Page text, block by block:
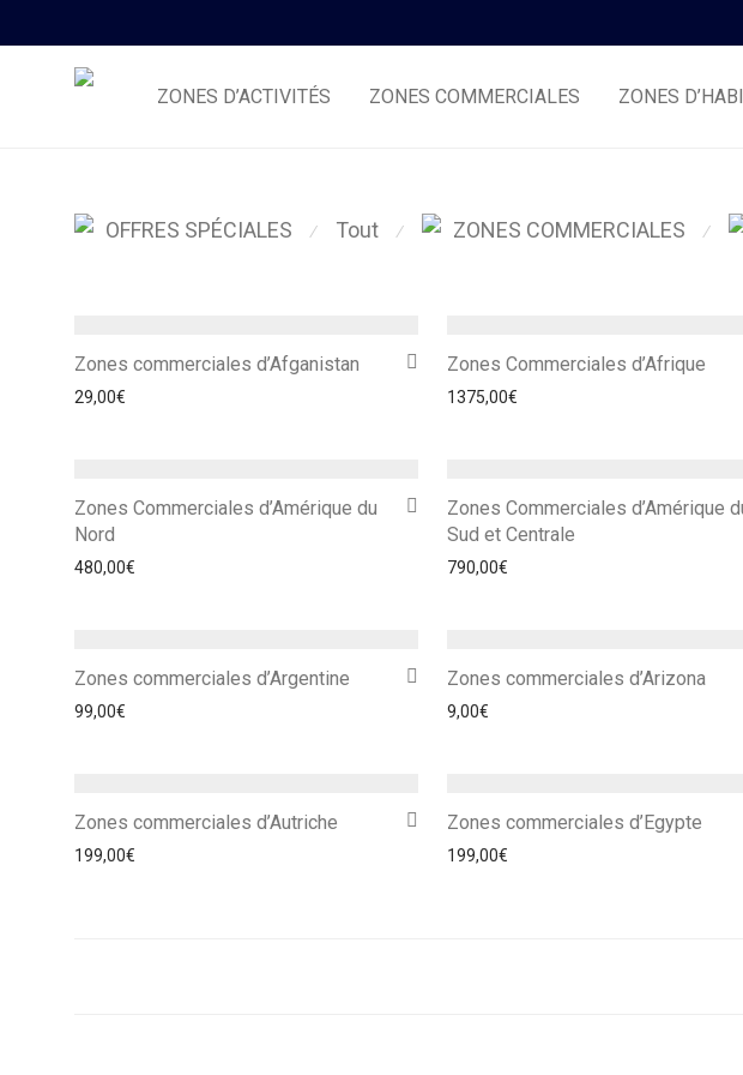
ZONES D’ACTIVITÉS ZONES COMMERCIALES ZONES
OFFRES SPÉCIALES ⁄ Tout ⁄ ZONES COMMERCIALES ⁄
Zones commerciales d’Afganistan
29,00€
Zones Commerciales d’Afrique
1375,00€
Zones Commerciales d’Amérique du
Nord
480,00€
Zones Commerciales d’Amérique
Sud et Centrale
790,00€
Zones commerciales d’Argentine
99,00€
Zones commerciales d’Arizona
9,00€
Zones commerciales d’Autriche
199,00€
Zones commerciales d’Egypte
199,00€